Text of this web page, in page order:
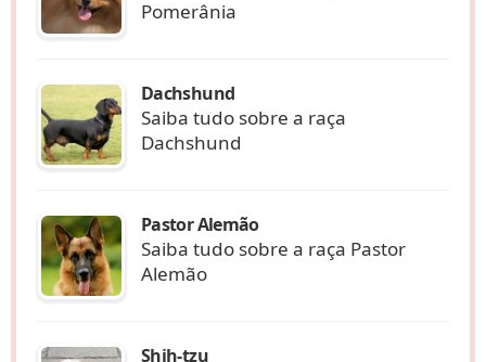
Pomerânia
Dachshund
Saiba tudo sobre a raça
Dachshund
Pastor Alemão
Saiba tudo sobre a raça Pastor
Alemão
Shih-tzu